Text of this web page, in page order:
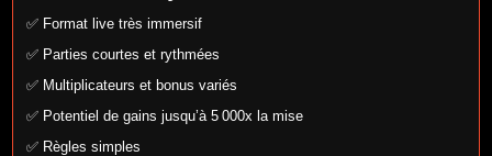
✅ Format live très immersif
✅ Parties courtes et rythmées
✅ Multiplicateurs et bonus variés
✅ Potentiel de gains jusqu’à 5 000x la mise
✅ Règles simples